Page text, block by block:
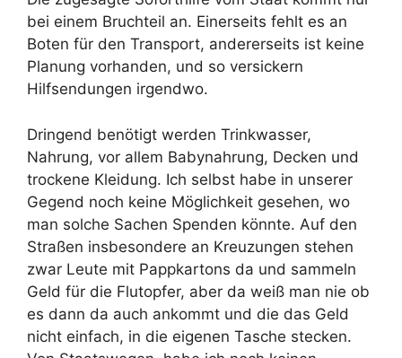
bei einem Bruchteil an. Einerseits fehlt es an
Boten für den Transport, andererseits ist keine
Planung vorhanden, und so versickern
Hilfsendungen irgendwo.
Dringend benötigt werden Trinkwasser,
Nahrung, vor allem Babynahrung, Decken und
trockene Kleidung. Ich selbst habe in unserer
Gegend noch keine Möglichkeit gesehen, wo
man solche Sachen Spenden könnte. Auf den
Straßen insbesondere an Kreuzungen stehen
zwar Leute mit Pappkartons da und sammeln
Geld für die Flutopfer, aber da weiß man nie ob
es dann da auch ankommt und die das Geld
nicht einfach, in die eigenen Tasche stecken.